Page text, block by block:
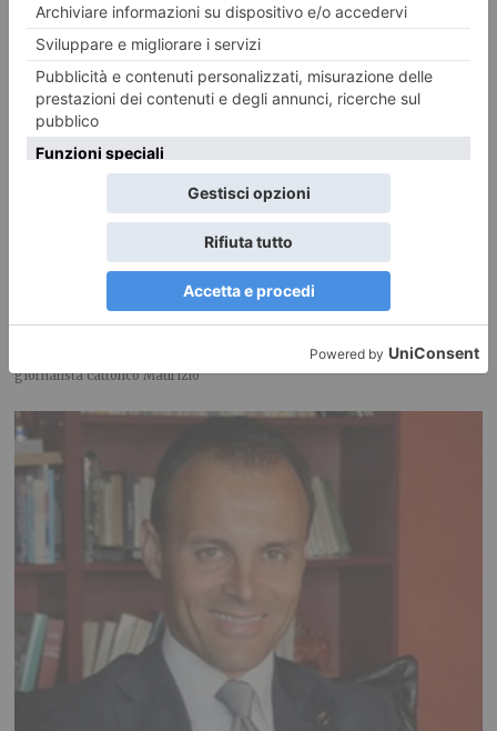
Nadia Toffa, il coraggio della testimonianza
*** La lettera *** La conduttrice de ‘Le Jene’ nelle parole accorate del
giornalista cattolico Maurizio